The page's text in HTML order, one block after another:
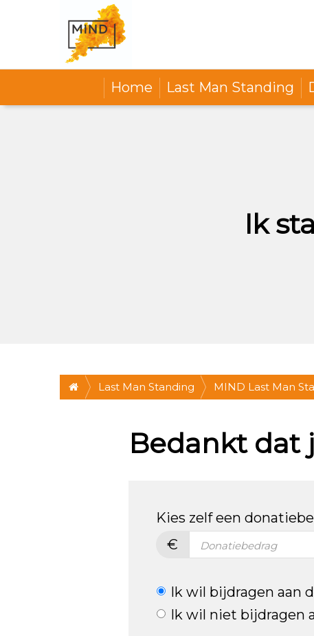
Home Last Man Standing
Ik
Last Man Standing
MIND Last Man
Utrecht
Bedankt dat
Kies zelf een
€
Ik wil bijdragen aan
Ik wil niet bijdragen